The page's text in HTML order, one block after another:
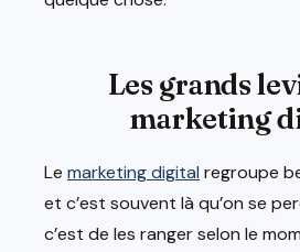
Les grands
marketing
Le marketing digital regroupe
et c’est souvent là qu’on se
c’est de les ranger selon le